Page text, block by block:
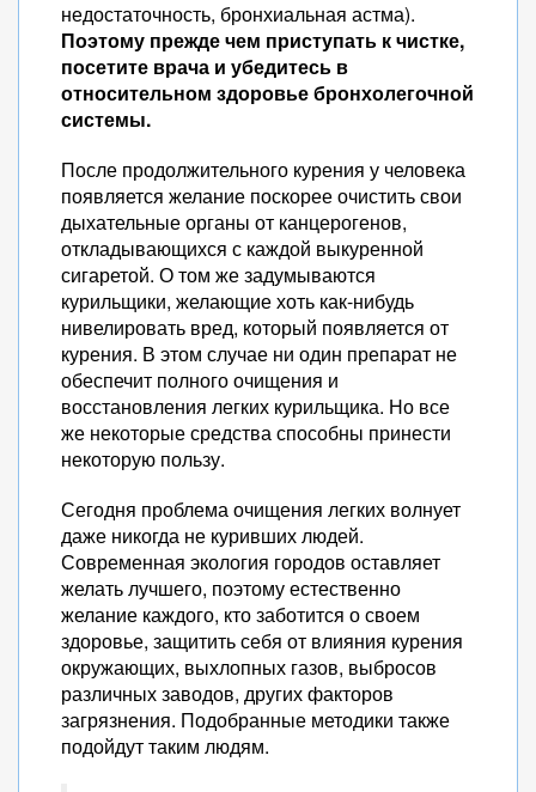
недостаточность, бронхиальная астма).
Поэтому прежде чем приступать к чистке,
посетите врача и убедитесь в
относительном здоровье бронхолегочной
системы.
После продолжительного курения у человека
появляется желание поскорее очистить свои
дыхательные органы от канцерогенов,
откладывающихся с каждой выкуренной
сигаретой. О том же задумываются
курильщики, желающие хоть как-нибудь
нивелировать вред, который появляется от
курения. В этом случае ни один препарат не
обеспечит полного очищения и
восстановления легких курильщика. Но все
же некоторые средства способны принести
некоторую пользу.
Сегодня проблема очищения легких волнует
даже никогда не куривших людей.
Современная экология городов оставляет
желать лучшего, поэтому естественно
желание каждого, кто заботится о своем
здоровье, защитить себя от влияния курения
окружающих, выхлопных газов, выбросов
различных заводов, других факторов
загрязнения. Подобранные методики также
подойдут таким людям.